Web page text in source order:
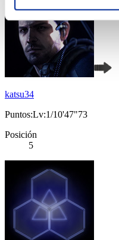
katsu34
Puntos:Lv:1/10'47"73
Posición
5